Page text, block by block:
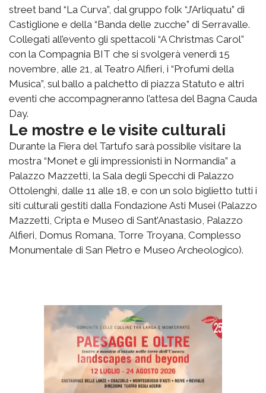
street band “La Curva”, dal gruppo folk “J’Arliquatu” di
Castiglione e della “Banda delle zucche” di Serravalle.
Collegati all’evento gli spettacoli “A Christmas Carol”
con la Compagnia BIT che si svolgerà venerdì 15
novembre, alle 21, al Teatro Alfieri, i “Profumi della
Musica”, sul ballo a palchetto di piazza Statuto e altri
eventi che accompagneranno l’attesa del Bagna Cauda
Day.
Le mostre e le visite culturali
Durante la Fiera del Tartufo sarà possibile visitare la
mostra “Monet e gli impressionisti in Normandia” a
Palazzo Mazzetti, la Sala degli Specchi di Palazzo
Ottolenghi, dalle 11 alle 18, e con un solo biglietto tutti i
siti culturali gestiti dalla Fondazione Asti Musei (Palazzo
Mazzetti, Cripta e Museo di Sant’Anastasio, Palazzo
Alfieri, Domus Romana, Torre Troyana, Complesso
Monumentale di San Pietro e Museo Archeologico).